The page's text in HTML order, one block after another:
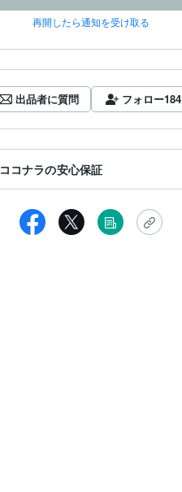
再開したら通知を受け取る
出品者に質問 フォロー184
ココナラの安心保証